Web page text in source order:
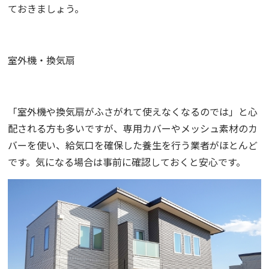
ておきましょう。
室外機・換気扇
「室外機や換気扇がふさがれて使えなくなるのでは」と心
配される方も多いですが、専用カバーやメッシュ素材のカ
バーを使い、給気口を確保した養生を行う業者がほとんど
です。気になる場合は事前に確認しておくと安心です。